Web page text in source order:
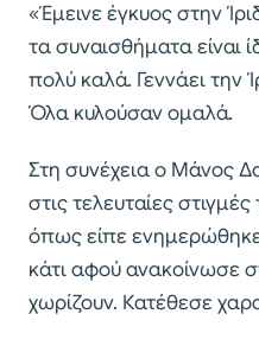
«Έμεινε έγκυος στην
τα συναισθήματα είναι
πολύ καλά. Γεννάει την
Όλα κυλούσαν ομαλά.
Στη συνέχεια ο Μάνος
στις τελευταίες
όπως είπε ενημερώθηκε
κάτι αφού ανακοίνωσε
χωρίζουν. Κατέθεσε